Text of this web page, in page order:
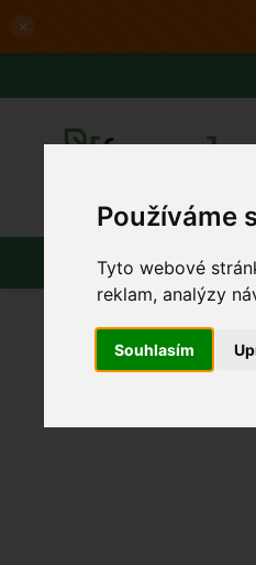
Používáme
Tyto webové
reklam, analýzy
Souhlasím
×
Slevy až -80%
Parfémy Líčení